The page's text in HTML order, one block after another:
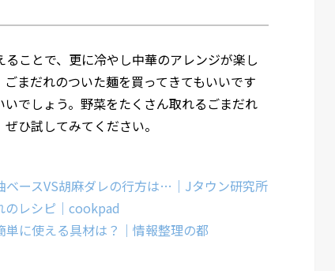
ことで、更に冷やし中華のアレンジが楽し
まだれのついた麺を買ってきてもいいです
でしょう。野菜をたくさん取れるごまだれ
ひ試してみてください。
ースVS胡麻ダレの行方は…｜Jタウン研究所
のレシピ｜cookpad
に使える具材は？｜情報整理の都